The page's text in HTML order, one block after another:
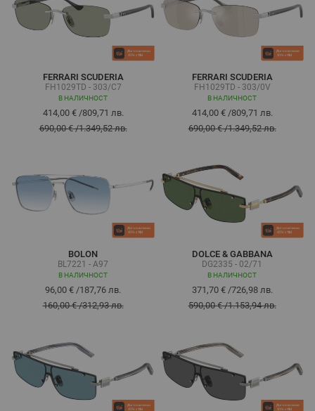
FERRARI SCUDERIA
FH1029TD - 303/C7
В НАЛИЧНОСТ
414,00 €/809,71 лв.
690,00 €/1.349,52 лв.
FERRARI SCUDERIA
FH1029TD - 303/0V
В НАЛИЧНОСТ
414,00 €/809,71 лв.
690,00 €/1.349,52 лв.
BOLON
BL7221 - A97
В НАЛИЧНОСТ
96,00 € /187,76 лв.
160,00 €/312,93 лв.
DOLCE & GABBANA
DG2335 - 02/71
В НАЛИЧНОСТ
371,70 €/726,98 лв.
590,00 €/1.153,94 лв.